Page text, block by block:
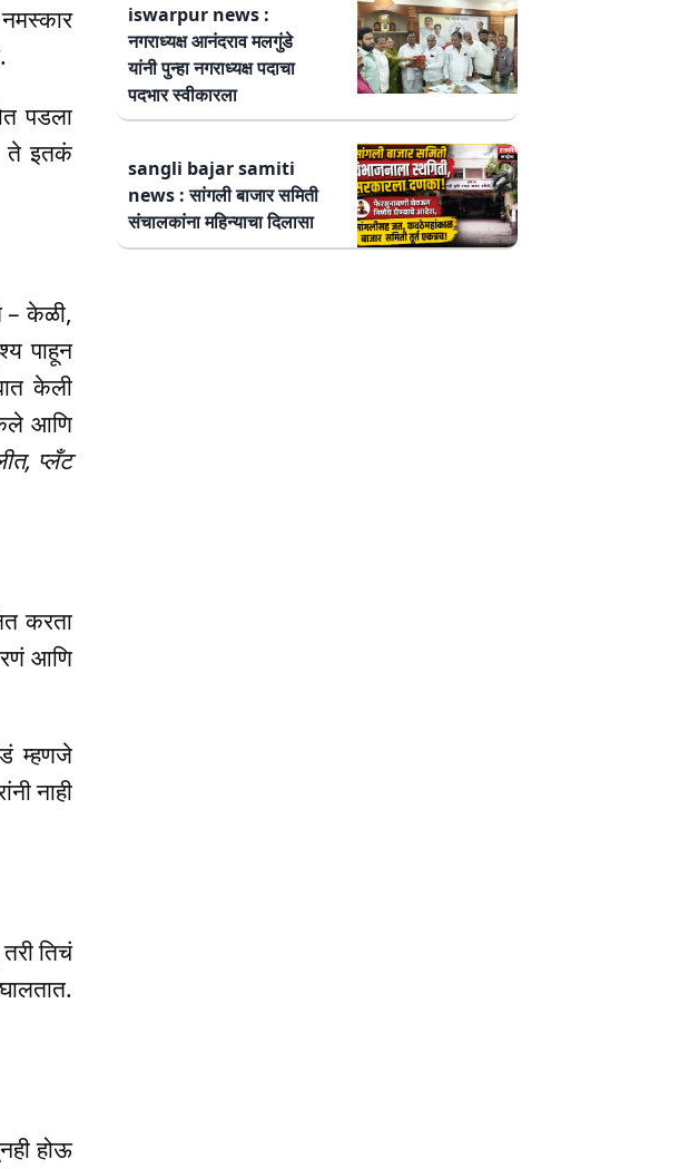
पडला
ते इतकं
– केळी,
पाहून
केली
आणि
प्लँट
करता
आणि
म्हणजे
नाही
तिचं
होऊ
iswarpur news :
नगराध्यक्ष आनंदराव मलगुंडे
यांनी पुन्हा नगराध्यक्ष पदाचा
पदभार स्वीकारला
sangli bajar samiti
news : सांगली बाजार समिती
संचालकांना महिन्याचा दिलासा